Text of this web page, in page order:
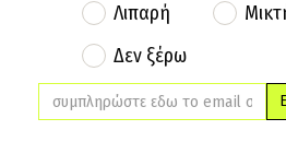
Λιπαρή
Δεν ξέρω